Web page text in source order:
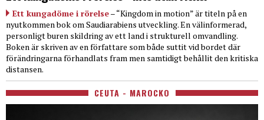
Ett kungadöme i rörelse– “Kingdom in motion” är titeln på en
nyutkommen bok om Saudiarabiens utveckling. En välinformerad,
personligt buren skildring av ett land i strukturell omvandling.
Boken är skriven av en författare som både suttit vid bordet där
förändringarna förhandlats fram men samtidigt behållit den kritiska
distansen.
CEUTA - MAROCKO